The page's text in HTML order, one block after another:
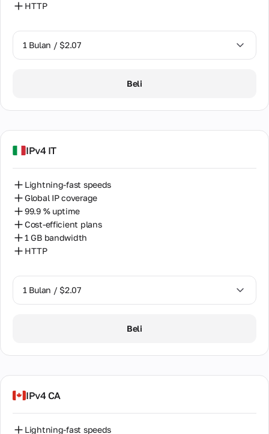
HTTP
1 Bulan / $2.07
Beli
IPv4 IT
Lightning-fast speeds
Global IP coverage
99.9 % uptime
Cost-efficient plans
1 GB bandwidth
HTTP
1 Bulan / $2.07
Beli
IPv4 CA
Lightning-fast speeds